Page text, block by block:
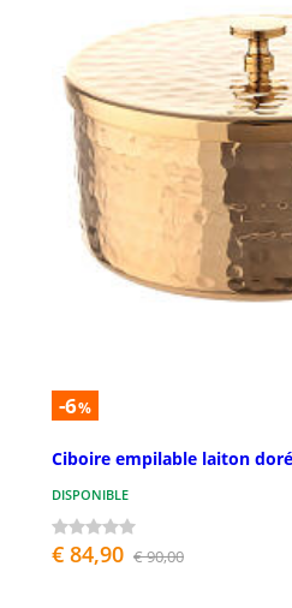
-6%
Ciboire empilable laiton
DISPONIBLE
€ 84,90 € 90,00